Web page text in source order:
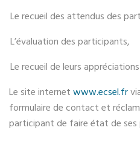
Le recueil des attendus des
L’évaluation des participants,
Le recueil de leurs
Le site internetwww.ecsel.fr
formulaire de contact et
participant de faire état de